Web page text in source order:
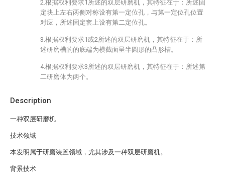
Description
一种双层研磨机
技术领域
本发明属于研磨装置领域，尤其涉及一种双层研磨机。
背景技术
2.根据权利要求1所述的双层研磨机，其特征在于：所述固
定块上左右两侧对称设有第一定位孔，与第一定位孔位置
对应，所述固定套上设有第二定位孔。
3.根据权利要求1或2所述的双层研磨机，其特征在于：所
述研磨槽的的底端为横截面呈半圆形的凸形槽。
4.根据权利要求3所述的双层研磨机，其特征在于：所述第
二研磨体为两个。